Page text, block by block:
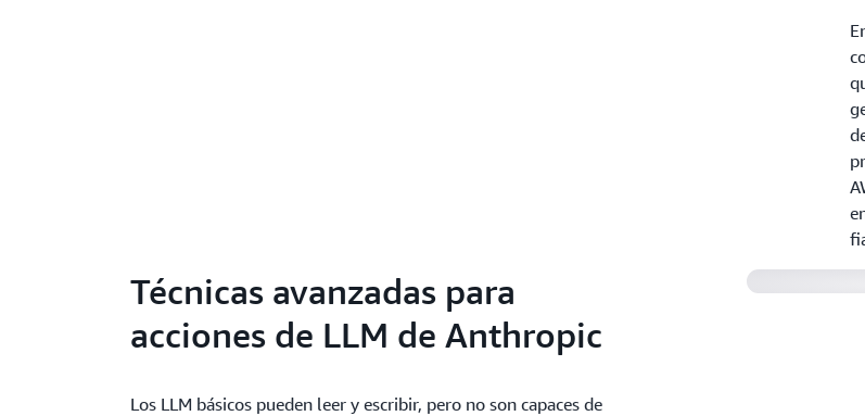
Técnicas avanzadas para
acciones de LLM de Anthropic
Los LLM básicos pueden leer y escribir, pero no son capaces de